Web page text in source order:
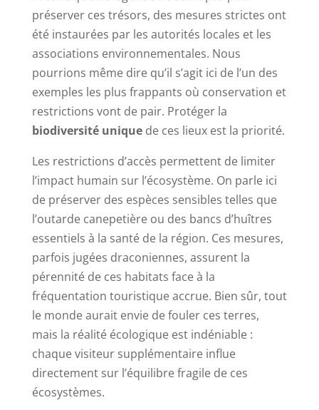
préserver ces trésors, des mesures strictes ont
été instaurées par les autorités locales et les
associations environnementales. Nous
pourrions même dire qu’il s’agit ici de l’un des
exemples les plus frappants où conservation et
restrictions vont de pair. Protéger la
biodiversité uniquede ces lieux est la priorité.
Les restrictions d’accès permettent de limiter
l’impact humain sur l’écosystème. On parle ici
de préserver des espèces sensibles telles que
l’outarde canepetière ou des bancs d’huîtres
essentiels à la santé de la région. Ces mesures,
parfois jugées draconiennes, assurent la
pérennité de ces habitats face à la
fréquentation touristique accrue. Bien sûr, tout
le monde aurait envie de fouler ces terres,
mais la réalité écologique est indéniable :
chaque visiteur supplémentaire influe
directement sur l’équilibre fragile de ces
écosystèmes.